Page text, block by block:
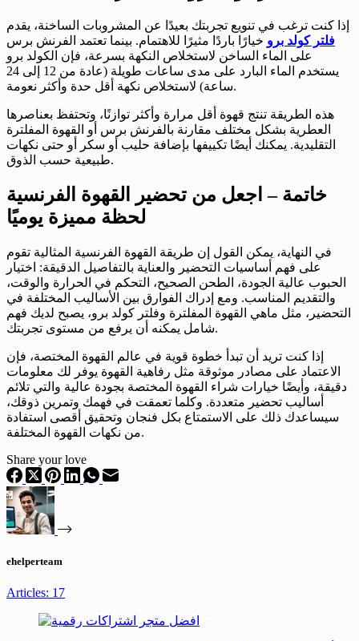
إذا كنت ترغب في تنويع تجربتك بعيدًا عن المشروبات الساخنة، يقدم
فلتر كولد برو خيارًا باردًا مثيرًا للاهتمام. بينما تعتمد الفرنش برس
على الماء الساخن لاستخلاص النكهة بسرعة، فإن الكولد برو
يستخدم الماء البارد على مدى ساعات طويلة (عادة من 12 إلى 24
ساعة) لاستخلاص نكهة أقل حدة وأكثر نعومة.
هذه الطريقة تنتج قهوة أقل مرارة وأكثر توازنًا، وتحتفظ بعناصرها
العطرية بشكل مختلف مقارنة بالفرنش برس أو القهوة المفلترة
التقليدية. يمكنك أيضًا تكييفها بإضافة حليب أو سكر أو حتى نكهات
طبيعية حسب الذوق.
خاتمة – اجعل من تحضير القهوة الفرنسية
لحظة مميزة يوميًا
في النهاية، يمكن القول إن طريقة القهوة الفرنسية المثالية تقوم
على فهم أساسيات التحضير والعناية بالتفاصيل الدقيقة: اختيار
الحبوب عالية الجودة، الطحن الصحيح، التحكم في الحرارة والوقت،
والتقديم المناسب. ومع إدراك الفوارق بين الأساليب المختلفة في
التحضير، مثل ماهي القهوة المفلترة وفلتر كولد برو، يصبح لديك فهم
شامل يمكنه أن يرفع من مستوى تجربتك.
إذا كنت تريد أن تبدأ خطوة قوية في عالم القهوة المختصة، فإن
الاعتماد على مصادر موثوقة مثل رفاهية القهوة يوفر لك معلومات
دقيقة، وأيضًا خيارات شراء القهوة المختصة بجودة عالية والتي تلائم
أساليب تحضير متعددة. وكلما تعمقت في فهمك وتمرين ذوقك،
سيساعدك ذلك على الاستمتاع بكل فنجان وتحقيق أقصى استفادة
من نكهات القهوة المختلفة.
Share your love
ehelperteam
Articles: 17